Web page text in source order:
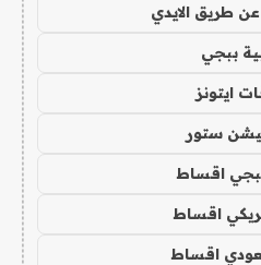
طريق الايدي
ببجي
ايتونز
ستور
اقساط
اقساط
اقساط